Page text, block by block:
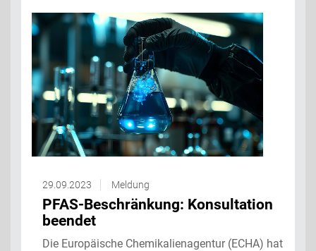
29.09.2023 Meldung
PFAS-Beschränkung: Konsultation
beendet
Die Europäische Chemikalienagentur (ECHA) hat